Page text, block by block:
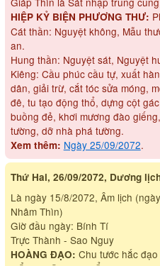
HIỆP KỶ BIỆN PHƯƠNG THƯ:
Cát thần: Nguyệt không, Mẫu
an.
Hung thần: Nguyệt sát, Nguyệt
Kiêng: Cầu phúc cầu tự, xuất
dân, giải trừ, cắt tóc sửa móng,
đê, tu tạo động thổ, dựng cột
buồng đẻ, khơi mương đào
tường, dỡ nhà phá tường.
Xem thêm: Ngày 25/09/2072.
Thứ Hai, 26/09/2072, Dương
Là ngày 15/8/2072, Âm lịch
Nhâm Thìn)
Giờ đầu ngày: Bính Tí
Trực Thành - Sao Nguy
HOÀNG ĐẠO: Chu tước hắc đạo